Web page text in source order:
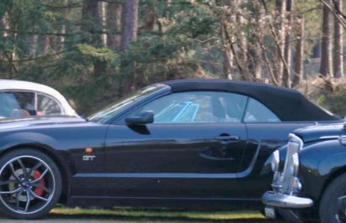
Contact Zoeken Winkelwagen 0
Opzeggen Pech melden